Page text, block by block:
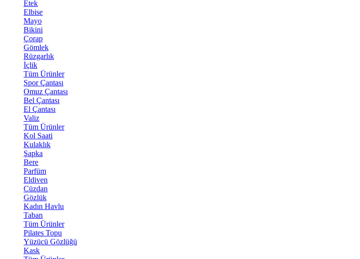
Etek
Elbise
Mayo
Bikini
Çorap
Gömlek
Rüzgarlık
İçlik
Tüm Ürünler
Spor Çantası
Omuz Çantası
Bel Çantası
El Çantası
Valiz
Tüm Ürünler
Kol Saati
Kulaklık
Şapka
Bere
Parfüm
Eldiven
Cüzdan
Gözlük
Kadın Havlu
Taban
Tüm Ürünler
Pilates Topu
Yüzücü Gözlüğü
Kask